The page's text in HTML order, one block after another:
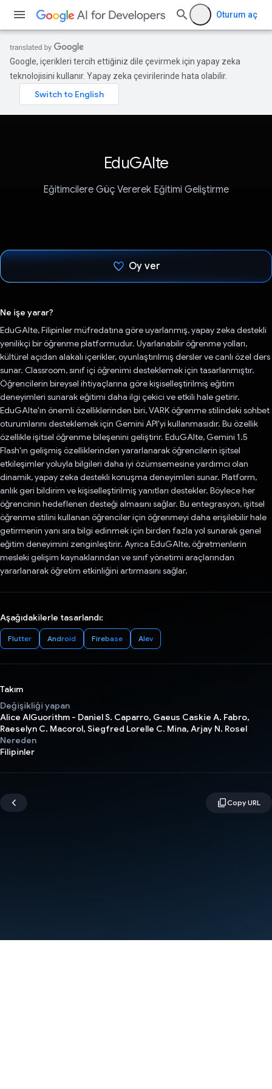
Oturum aç
Google, içerikleri tercih ettiğiniz dile çevirmek için yapay zeka
teknolojisini kullanır. Yapay zeka çevirilerinde hata olabilir.
EduGAIte
Eğitimcilere Güç Vererek Eğitimi Geliştirme
Oy ver
Ne işe yarar?
EduGAIte, Filipinler müfredatına göre uyarlanmış, yapay zeka destekli
yenilikçi bir öğrenme platformudur. Uyarlanabilir öğrenme yolları,
kültürel açıdan alakalı içerikler, oyunlaştırılmış dersler ve canlı özel ders
sunar. Classroom, sınıf içi öğrenimi desteklemek için tasarlanmıştır.
Öğrencilerin bireysel ihtiyaçlarına göre kişiselleştirilmiş eğitim
deneyimleri sunarak eğitimi daha ilgi çekici ve etkili hale getirir.
EduGAIte'ın önemli özelliklerinden biri, VARK öğrenme stilindeki sohbet
oturumlarını desteklemek için Gemini API'yi kullanmasıdır. Bu özellik
özellikle işitsel öğrenme bileşenini geliştirir. EduGAIte, Gemini 1.5
Flash'ın gelişmiş özelliklerinden yararlanarak öğrencilerin işitsel
etkileşimler yoluyla bilgileri daha iyi özümsemesine yardımcı olan
dinamik, yapay zeka destekli konuşma deneyimleri sunar. Platform,
anlık geri bildirim ve kişiselleştirilmiş yanıtları destekler. Böylece her
öğrencinin hedeflenen desteği almasını sağlar. Bu entegrasyon, işitsel
öğrenme stilini kullanan öğrenciler için öğrenmeyi daha erişilebilir hale
getirmenin yanı sıra bilgi edinmek için birden fazla yol sunarak genel
eğitim deneyimini zenginleştirir. Ayrıca EduGAIte, öğretmenlerin
mesleki gelişim kaynaklarından ve sınıf yönetimi araçlarından
yararlanarak öğretim etkinliğini artırmasını sağlar.
Aşağıdakilerle tasarlandı:
Flutter Android Firebase Alev
Takım
Değişikliği yapan
Alice AlGuorithm - Daniel S. Caparro, Gaeus Caskie A. Fabro,
Raeselyn C. Macorol, Siegfred Lorelle C. Mina, Arjay N. Rosel
Nereden
Filipinler